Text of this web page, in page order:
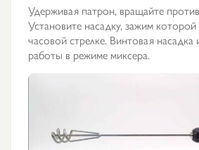
Удерживая патрон, вращайте
Установите насадку, зажим
часовой стрелке. Винтовая насадка
работы в режиме миксера.